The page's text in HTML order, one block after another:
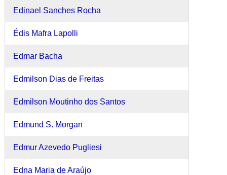
Edinael Sanches Rocha
Édis Mafra Lapolli
Edmar Bacha
Edmilson Dias de Freitas
Edmilson Moutinho dos Santos
Edmund S. Morgan
Edmur Azevedo Pugliesi
Edna Maria de Araújo